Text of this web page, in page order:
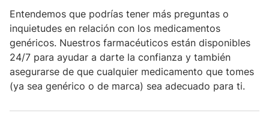
Entendemos que podrías tener más preguntas o
inquietudes en relación con los medicamentos
genéricos. Nuestros farmacéuticos están disponibles
24/7 para ayudar a darte la confianza y también
asegurarse de que cualquier medicamento que tomes
(ya sea genérico o de marca) sea adecuado para ti.